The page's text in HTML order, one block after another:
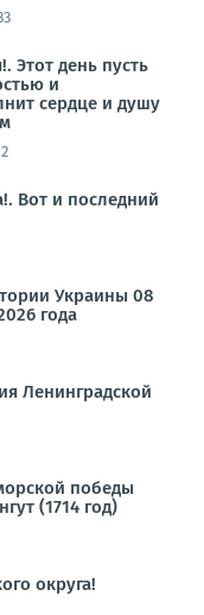
Этот день пусть
и
сердце и душу
Вот и последний
Украины 08
года
Ленинградской
победы
(1714 год)
округа!